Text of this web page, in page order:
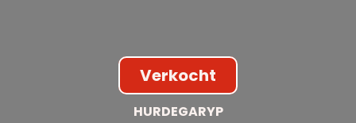
Verkocht
HURDEGARYP